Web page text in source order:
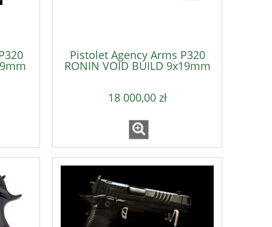
DAA Ładownica X-Ray Aluminium
Pouch (104037) niebieska DUBLE
ALPHA ACADEMY
349,00 zł
DAA Ładownica
Pistolet Agency Arms P320
RONIN VOID BUILD 9x19mm
18 000,00 zł